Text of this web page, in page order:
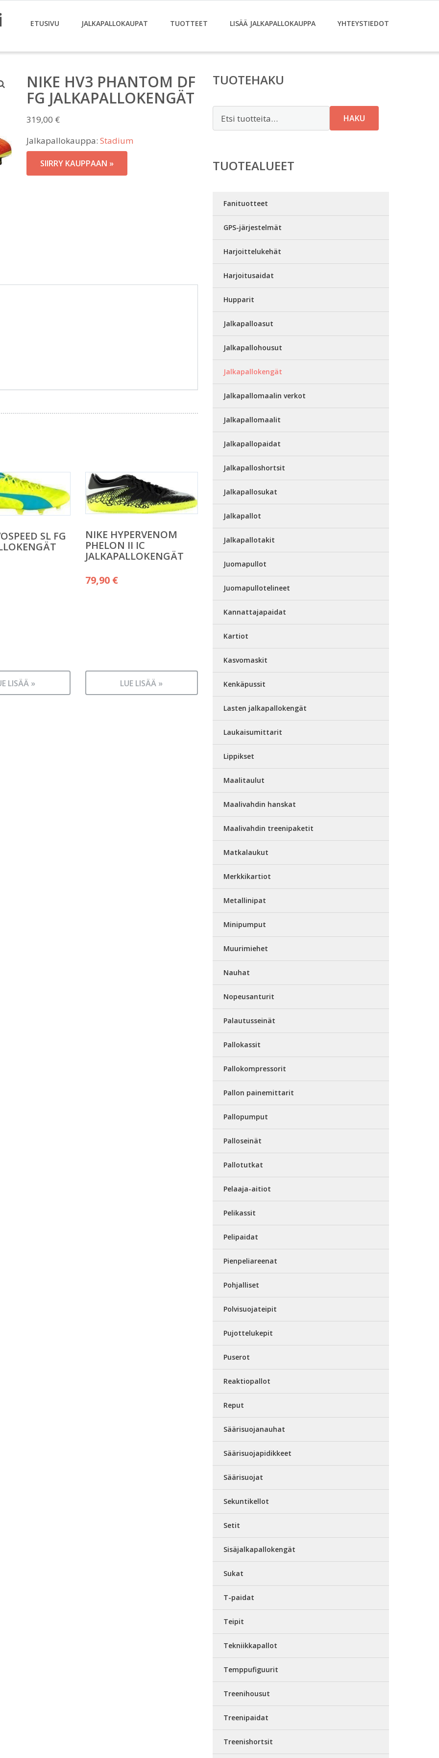
ETUSIVU JALKAPALLOKAUPAT TUOTTEET LISÄÄ JALKAPALLOKAUPPA YHTEYSTIEDOT
NIKE HV3 PHANTOM DF
FG JALKAPALLOKENGÄT
319,00 €
Jalkapallokauppa: Stadium
SIIRRY KAUPPAAN »
SL FG
LISÄÄ »
NIKE HYPERVENOM
PHELON II IC
JALKAPALLOKENGÄT
79,90 €
LUE LISÄÄ »
TUOTEHAKU
HAKU
TUOTEALUEET
Fanituotteet
GPS-järjestelmät
Harjoittelukehät
Harjoitusaidat
Hupparit
Jalkapalloasut
Jalkapallohousut
Jalkapallokengät
Jalkapallomaalin verkot
Jalkapallomaalit
Jalkapallopaidat
Jalkapalloshortsit
Jalkapallosukat
Jalkapallot
Jalkapallotakit
Juomapullot
Juomapullotelineet
Kannattajapaidat
Kartiot
Kasvomaskit
Kenkäpussit
Lasten jalkapallokengät
Laukaisumittarit
Lippikset
Maalitaulut
Maalivahdin hanskat
Maalivahdin treenipaketit
Matkalaukut
Merkkikartiot
Metallinipat
Minipumput
Muurimiehet
Nauhat
Nopeusanturit
Palautusseinät
Pallokassit
Pallokompressorit
Pallon painemittarit
Pallopumput
Palloseinät
Pallotutkat
Pelaaja-aitiot
Pelikassit
Pelipaidat
Pienpeliareenat
Pohjalliset
Polvisuojateipit
Pujottelukepit
Puserot
Reaktiopallot
Reput
Säärisuojanauhat
Säärisuojapidikkeet
Säärisuojat
Sekuntikellot
Setit
Sisäjalkapallokengät
Sukat
T-paidat
Teipit
Tekniikkapallot
Temppufiguurit
Treenihousut
Treenipaidat
Treenishortsit